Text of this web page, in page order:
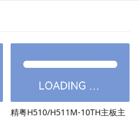
精粤H510/H511M-10TH主板主